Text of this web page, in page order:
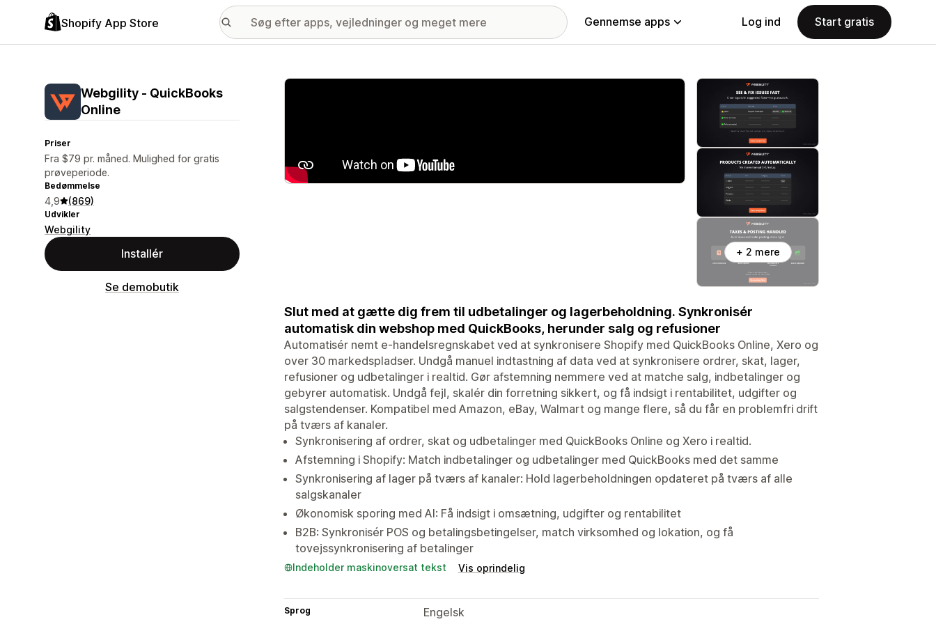
Shopify App Store Gennemse apps Log ind Start gratis
Webgility ‑ QuickBooks
Online
Priser
Fra $79 pr. måned. Mulighed for gratis
prøveperiode.
Bedømmelse
4,9 (869)
Udvikler
Webgility
Installér
Se demobutik
Galleri med udvalgte billeder
+ 2 mere
Slut med at gætte dig frem til udbetalinger og lagerbeholdning. Synkronisér
automatisk din webshop med QuickBooks, herunder salg og refusioner
Automatisér nemt e-handelsregnskabet ved at synkronisere Shopify med QuickBooks Online, Xero og
over 30 markedspladser. Undgå manuel indtastning af data ved at synkronisere ordrer, skat, lager,
refusioner og udbetalinger i realtid. Gør afstemning nemmere ved at matche salg, indbetalinger og
gebyrer automatisk. Undgå fejl, skalér din forretning sikkert, og få indsigt i rentabilitet, udgifter og
salgstendenser. Kompatibel med Amazon, eBay, Walmart og mange flere, så du får en problemfri drift
på tværs af kanaler.
Synkronisering af ordrer, skat og udbetalinger med QuickBooks Online og Xero i realtid.
Afstemning i Shopify: Match indbetalinger og udbetalinger med QuickBooks med det samme
Synkronisering af lager på tværs af kanaler: Hold lagerbeholdningen opdateret på tværs af alle
salgskanaler
Økonomisk sporing med AI: Få indsigt i omsætning, udgifter og rentabilitet
B2B: Synkronisér POS og betalingsbetingelser, match virksomhed og lokation, og få
tovejssynkronisering af betalinger
Indeholder maskinoversat tekst Vis oprindelig
Sprog
Engelsk